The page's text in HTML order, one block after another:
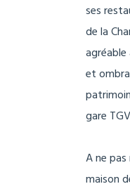
ses
de la
et
gare
A ne
maison